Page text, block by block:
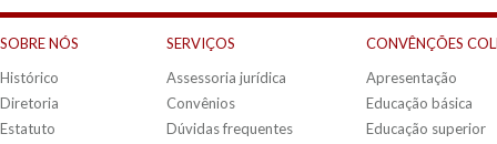
SOBRE NÓS
Histórico
Diretoria
Estatuto
SERVIÇOS
Assessoria jurídica
Convênios
Dúvidas frequentes
CONVÊNÇÕES
Apresentação
Educação básica
Educação superior